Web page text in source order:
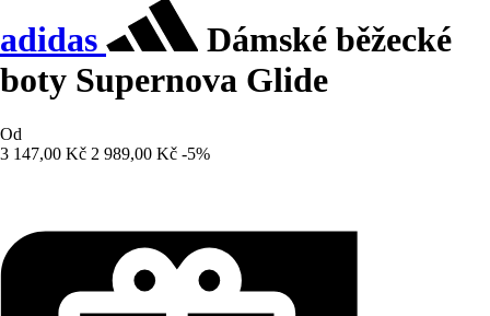
adidas
Dámské běžecké
boty Supernova Glide
Od
3 147,00 Kč 2 989,00 Kč -5%